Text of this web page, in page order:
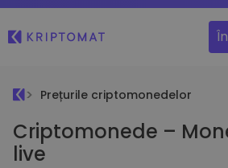
Prețurile criptomonedelor
Criptomonede –
live